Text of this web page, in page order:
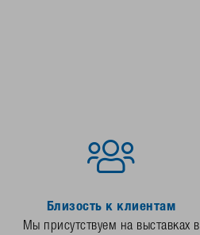
Близость к клиентам
Мы присутствуем на выставках в